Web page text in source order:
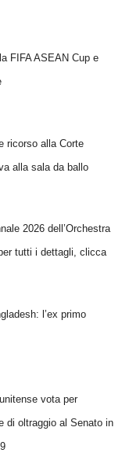
FIFA ASEAN Cup e
ricorso alla Corte
alla sala da ballo
2026 dell’Orchestra
tutti i dettagli, clicca
l’ex primo
vota per
di oltraggio al Senato in